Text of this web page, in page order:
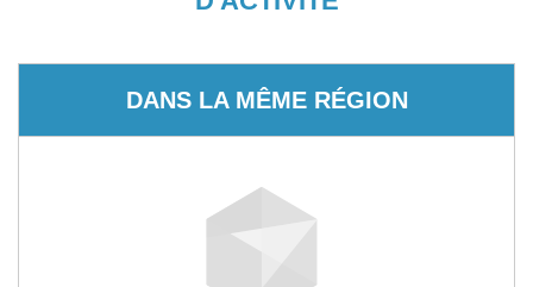
DANS LA MÊME RÉGION